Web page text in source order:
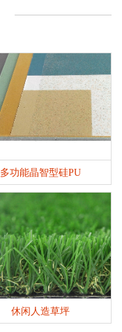
多功能晶智型硅PU
休闲人造草坪